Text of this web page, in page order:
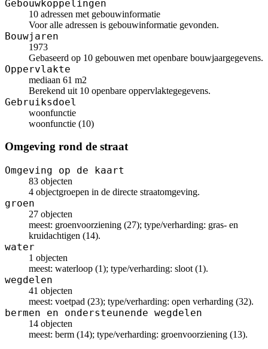
Gebouwkoppelingen
10 adressen met gebouwinformatie
Voor alle adressen is gebouwinformatie gevonden.
Bouwjaren
1973
Gebaseerd op 10 gebouwen met openbare bouwjaargegevens.
Oppervlakte
mediaan 61 m2
Berekend uit 10 openbare oppervlaktegegevens.
Gebruiksdoel
woonfunctie
woonfunctie (10)
Omgeving rond de straat
Omgeving op de kaart
83 objecten
4 objectgroepen in de directe straatomgeving.
groen
27 objecten
meest: groenvoorziening (27); type/verharding: gras- en
kruidachtigen (14).
water
1 objecten
meest: waterloop (1); type/verharding: sloot (1).
wegdelen
41 objecten
meest: voetpad (23); type/verharding: open verharding (32).
bermen en ondersteunende wegdelen
14 objecten
meest: berm (14); type/verharding: groenvoorziening (13).